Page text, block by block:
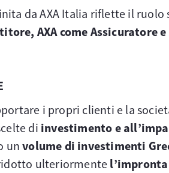
da AXA Italia riflette il
AXA come Assicuratore
i propri clienti e la
di investimento e
unvolume di investimenti
ulteriormente